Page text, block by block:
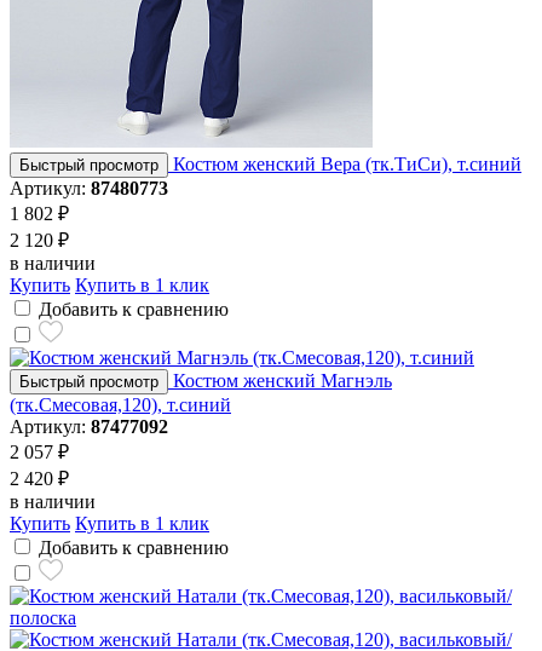
Быстрый просмотр
Костюм женский Вера (тк.ТиСи), т.синий
Артикул: 87480773
1 802 ₽
2 120 ₽
в наличии
Купить Купить в 1 клик
Добавить к сравнению
Быстрый просмотр
Костюм женский Магнэль
(тк.Смесовая,120), т.синий
Артикул: 87477092
2 057 ₽
2 420 ₽
в наличии
Купить Купить в 1 клик
Добавить к сравнению